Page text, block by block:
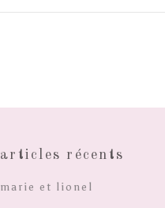
articles récents
marie et lionel